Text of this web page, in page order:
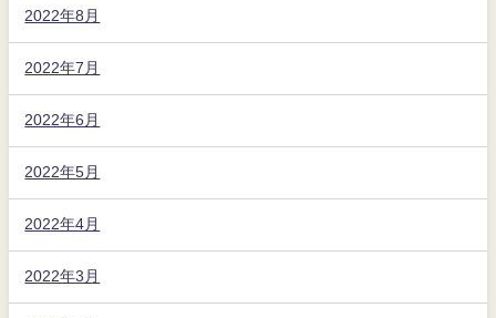
2022年8月
2022年7月
2022年6月
2022年5月
2022年4月
2022年3月